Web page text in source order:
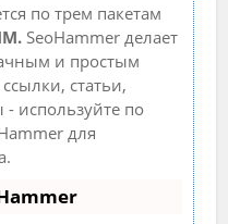
по трем пакетам
SeoHammer делает
и простым
статьи,
используйте по
для